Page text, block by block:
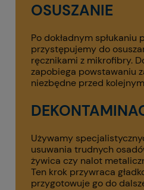
OSUSZANIE
Po dokładnym spłukaniu
przystępujemy do
ręcznikami z mikrofibry.
zapobiega powstawaniu
niezbędne przed
Używamy
usuwania trudnych
żywica czy nalot
Ten krok przywraca
przygotowuje go do